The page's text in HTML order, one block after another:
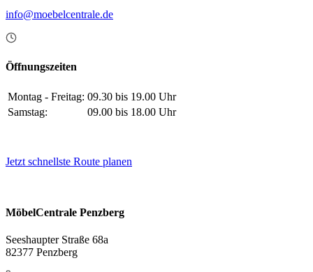
info@moebelcentrale.de
Öffnungszeiten
Montag - Freitag: 09.30 bis 19.00 Uhr
Samstag:
09.00 bis 18.00 Uhr
Jetzt schnellste Route planen
MöbelCentrale Penzberg
Seeshaupter Straße 68a
82377 Penzberg